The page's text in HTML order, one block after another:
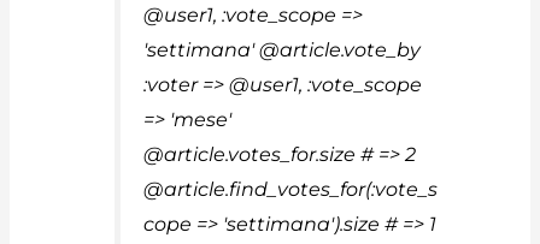
@user1, :vote_scope =>
'settimana' @article.vote_by
:voter => @user1, :vote_scope
=> 'mese'
@article.votes_for.size # => 2
@article.find_votes_for(:vote_s
cope => 'settimana').size # => 1